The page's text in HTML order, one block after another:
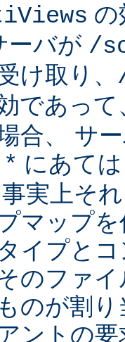
の
ーバが /
け取り、
であって
合、 サ
にあて
事実上そ
マップ
イプと
のファ
のが割
ントの